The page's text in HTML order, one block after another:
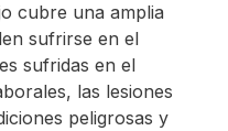
cubre una amplia
sufrirse en el
sufridas en el
las lesiones
peligrosas y